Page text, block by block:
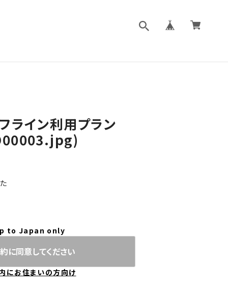
ライン利用プラン
to Japan only
に同意してください
にお住まいの方向け